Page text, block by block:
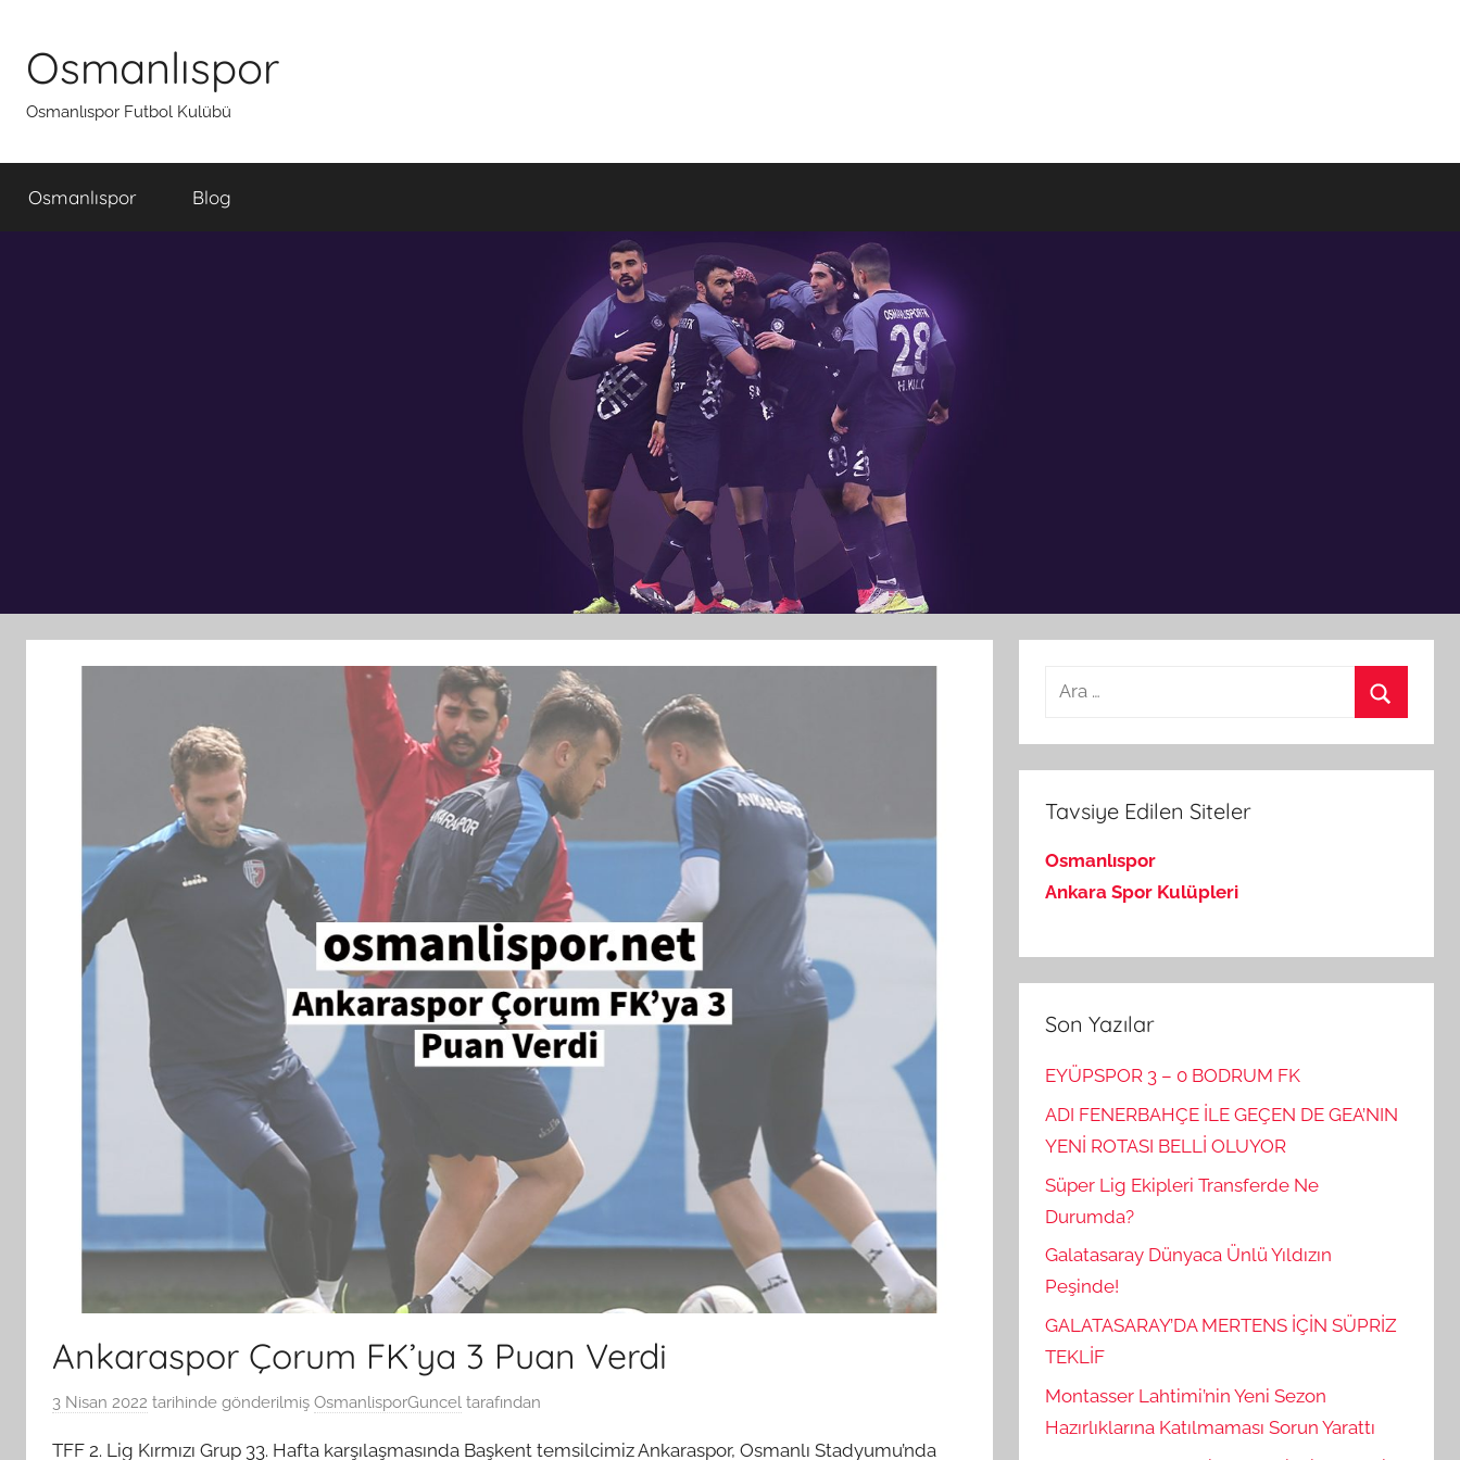
Osmanlıspor
Osmanlıspor Futbol Kulübü
Osmanlıspor Blog
Ankaraspor Çorum FK’ya 3 Puan Verdi
3 Nisan 2022 tarihinde gönderilmiş OsmanlisporGuncel tarafından
TFF 2. Lig Kırmızı Grup 33. Hafta karşılaşmasında Başkent temsilcimiz Ankaraspor, Osmanlı Stadyumu’nda
Arama:
Tavsiye Edilen Siteler
Osmanlıspor
Ankara Spor Kulüpleri
Son Yazılar
EYÜPSPOR 3 – 0 BODRUM FK
ADI FENERBAHÇE İLE GEÇEN DE GEA’NIN
YENİ ROTASI BELLİ OLUYOR
Süper Lig Ekipleri Transferde Ne
Durumda?
Galatasaray Dünyaca Ünlü Yıldızın
Peşinde!
GALATASARAY’DA MERTENS İÇİN SÜPRİZ
TEKLİF
Montasser Lahtimi’nin Yeni Sezon
Hazırlıklarına Katılmaması Sorun Yarattı